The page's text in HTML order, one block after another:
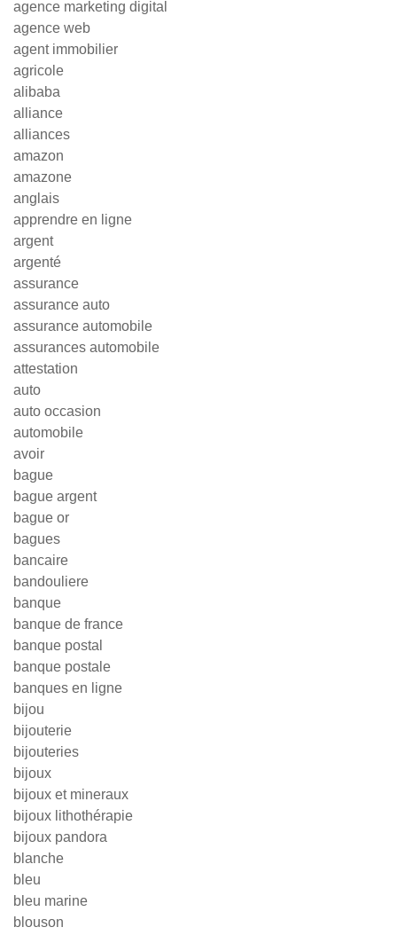
agence marketing digital
agence web
agent immobilier
agricole
alibaba
alliance
alliances
amazon
amazone
anglais
apprendre en ligne
argent
argenté
assurance
assurance auto
assurance automobile
assurances automobile
attestation
auto
auto occasion
automobile
avoir
bague
bague argent
bague or
bagues
bancaire
bandouliere
banque
banque de france
banque postal
banque postale
banques en ligne
bijou
bijouterie
bijouteries
bijoux
bijoux et mineraux
bijoux lithothérapie
bijoux pandora
blanche
bleu
bleu marine
blouson